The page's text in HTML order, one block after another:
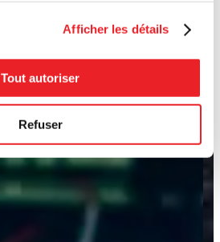
Afficher les détails
Tout autoriser
Refuser